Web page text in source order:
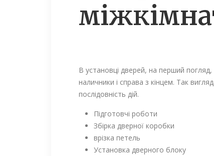
В установці дверей, на перший
наличники і справа з кінцем. Так
послідовність дій.
Підготовчі роботи
Збірка дверної коробки
врізка петель
Установка дверного блоку